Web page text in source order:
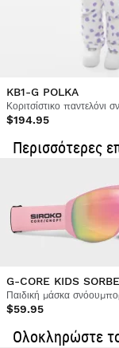
Εκδώστε την
αρχική μέθοδο
Ήταν χρήσιμη αυτή η
Επαληθευμένος Πελάτης
Mar Sanz Martinez
Υπέροχα γυαλιά
Ήταν χρήσιμη αυτή η
Επαληθευμένος
Adriana Alves
Ήταν χρήσιμη αυτή η
KB1-G POLKA
$194.95
Περισσότερες
G-CORE KIDS
Παιδική μάσκα
$59.95
Ολοκληρώστε